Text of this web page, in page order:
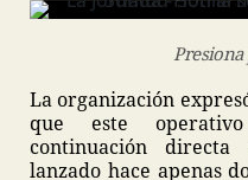
La organización
que este
continuación
lanzado hace apenas